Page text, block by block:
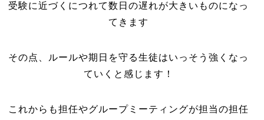
受験に近づくにつれて数日の遅れが大きいものになっ
てきます
その点、ルールや期日を守る生徒はいっそう強くなっ
ていくと感じます！
これからも担任やグループミーティングが担当の担任